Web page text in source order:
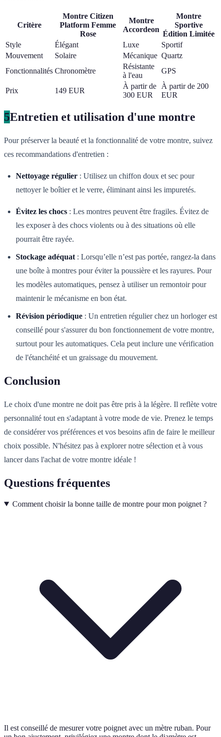
Critère
Montre Citizen
Platform Femme
Rose
Montre
Accordeon
Montre
Sportive
Édition Limitée
Style
Élégant Luxe
Sportif
Mouvement
Solaire Mécanique Quartz
Fonctionnalités Chronomètre
Résistante
à l'eau
GPS
Prix 149 EUR
À partir de
300 EUR
À partir de 200
EUR
5Entretien et utilisation d'une montre
Pour préserver la beauté et la fonctionnalité de votre montre, suivez
ces recommandations d'entretien :
Nettoyage régulier : Utilisez un chiffon doux et sec pour
nettoyer le boîtier et le verre, éliminant ainsi les impuretés.
Évitez les chocs : Les montres peuvent être fragiles. Évitez de
les exposer à des chocs violents ou à des situations où elle
pourrait être rayée.
Stockage adéquat : Lorsqu’elle n’est pas portée, rangez-la dans
une boîte à montres pour éviter la poussière et les rayures. Pour
les modèles automatiques, pensez à utiliser un remontoir pour
maintenir le mécanisme en bon état.
Révision périodique : Un entretien régulier chez un horloger est
conseillé pour s'assurer du bon fonctionnement de votre montre,
surtout pour les automatiques. Cela peut inclure une vérification
de l'étanchéité et un graissage du mouvement.
Conclusion
Le choix d'une montre ne doit pas être pris à la légère. Il reflète votre
personnalité tout en s'adaptant à votre mode de vie. Prenez le temps
de considérer vos préférences et vos besoins afin de faire le meilleur
choix possible. N'hésitez pas à explorer notre sélection et à vous
lancer dans l'achat de votre montre idéale !
Questions fréquentes
Comment choisir la bonne taille de montre pour mon poignet ?
Il est conseillé de mesurer votre poignet avec un mètre ruban. Pour